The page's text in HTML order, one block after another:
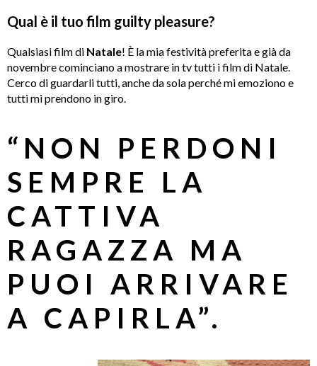
Qual è il tuo film guilty pleasure?
Qualsiasi film di Natale! È la mia festività preferita e già da
novembre cominciano a mostrare in tv tutti i film di Natale.
Cerco di guardarli tutti, anche da sola perché mi emoziono e
tutti mi prendono in giro.
“NON PERDONI
SEMPRE LA
CATTIVA
RAGAZZA MA
PUOI ARRIVARE
A CAPIRLA”.